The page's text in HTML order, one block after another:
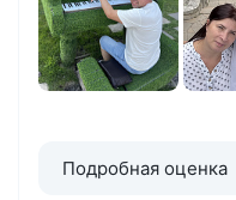
Подробная оценка